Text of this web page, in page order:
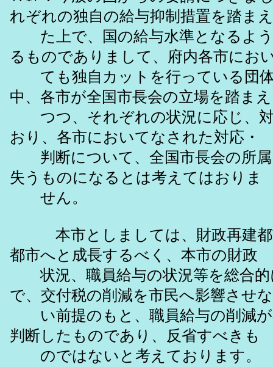
れぞれの独自の給与抑制措置を踏まえ
た上で、国の給与水準となるよ
るものでありまして、府内各市にお
ても独自カットを行っている団
中、各市が全国市長会の立場を踏まえ
つつ、それぞれの状況に応じ、対
おり、各市においてなされた対応・
判断について、全国市長会の所属
失うものになるとは考えてはおりま
せん。
本市としましては、財政再建都
都市へと成長するべく、本市の財政
状況、職員給与の状況等を総合的
で、交付税の削減を市民へ影響させな
い前提のもと、職員給与の削減が
判断したものであり、反省すべきも
のではないと考えております。